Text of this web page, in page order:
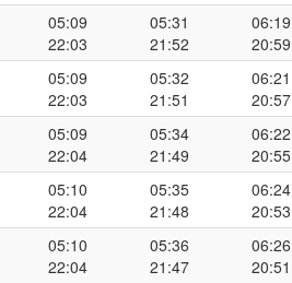
05:09
22:03
05:31
21:52
06:19
20:59
05:09
22:03
05:32
21:51
06:21
20:57
05:09
22:04
05:34
21:49
06:22
20:55
05:10
22:04
05:35
21:48
06:24
20:53
05:10
22:04
05:36
21:47
06:26
20:51